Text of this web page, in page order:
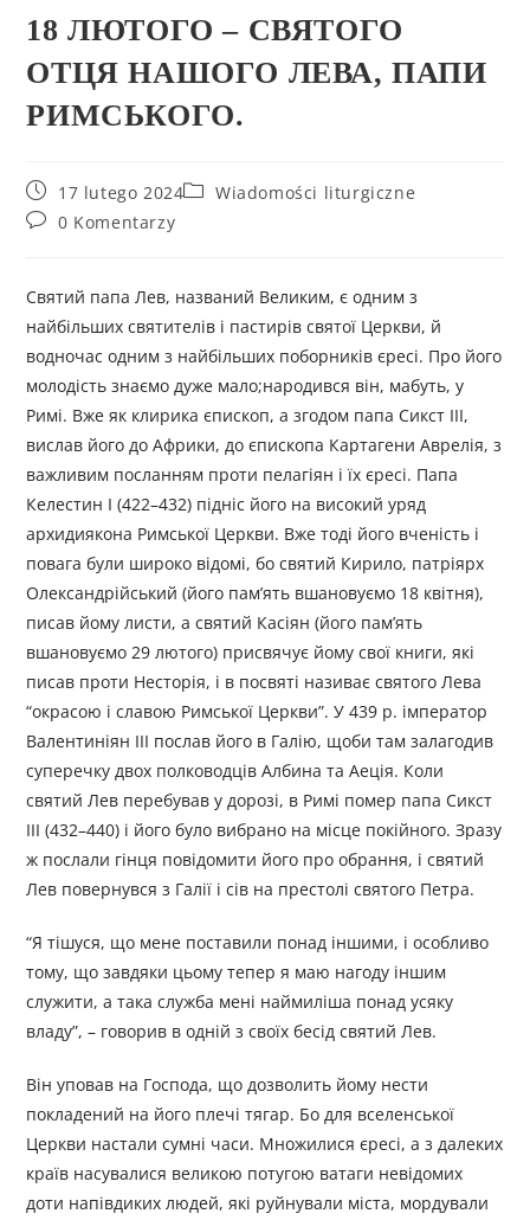
18 ЛЮТОГО – СВЯТОГО
ОТЦЯ НАШОГО ЛЕВА, ПАПИ
РИМСЬКОГО.
17 lutego 2024
Wiadomości liturgiczne
0 Komentarzy
Святий папа Лев, названий Великим, є одним з
найбільших святителів і пастирів святої Церкви, й
водночас одним з найбільших поборників єресі. Про його
молодість знаємо дуже мало;народився він, мабуть, у
Римі. Вже як клирика єпископ, а згодом папа Сикст III,
вислав його до Африки, до єпископа Картагени Аврелія, з
важливим посланням проти пелагіян і їх єресі. Папа
Келестин I (422–432) підніс його на високий уряд
архидиякона Римської Церкви. Вже тоді його вченість і
повага були широко відомі, бо святий Кирило, патріярх
Олександрійський (його пам’ять вшановуємо 18 квітня),
писав йому листи, а святий Касіян (його пам’ять
вшановуємо 29 лютого) присвячує йому свої книги, які
писав проти Несторія, і в посвяті називає святого Лева
“окрасою і славою Римської Церкви”. У 439 р. імператор
Валентиніян ІІІ послав його в Галію, щоби там залагодив
суперечку двох полководців Албина та Аеція. Коли
святий Лев перебував у дорозі, в Римі помер папа Сикст
III (432–440) і його було вибрано на місце покійного. Зразу
ж послали гінця повідомити його про обрання, і святий
Лев повернувся з Галії і сів на престолі святого Петра.
“Я тішуся, що мене поставили понад іншими, і особливо
тому, що завдяки цьому тепер я маю нагоду іншим
служити, а така служба мені наймиліша понад усяку
владу”, – говорив в одній з своїх бесід святий Лев.
Він уповав на Господа, що дозволить йому нести
покладений на його плечі тягар. Бо для вселенської
Церкви настали сумні часи. Множилися єресі, а з далеких
країв насувалися великою потугою ватаги невідомих
доти напівдиких людей, які руйнували міста, мордували